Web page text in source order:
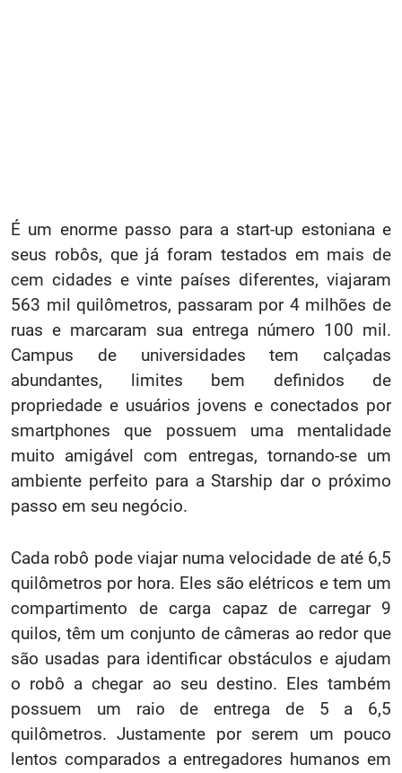
É um enorme passo para a start-up estoniana e
seus robôs, que já foram testados em mais de
cem cidades e vinte países diferentes, viajaram
563 mil quilômetros, passaram por 4 milhões de
ruas e marcaram sua entrega número 100 mil.
Campus de universidades tem calçadas
abundantes, limites bem definidos de
propriedade e usuários jovens e conectados por
smartphones que possuem uma mentalidade
muito amigável com entregas, tornando-se um
ambiente perfeito para a Starship dar o próximo
passo em seu negócio.
Cada robô pode viajar numa velocidade de até 6,5
quilômetros por hora. Eles são elétricos e tem um
compartimento de carga capaz de carregar 9
quilos, têm um conjunto de câmeras ao redor que
são usadas para identificar obstáculos e ajudam
o robô a chegar ao seu destino. Eles também
possuem um raio de entrega de 5 a 6,5
quilômetros. Justamente por serem um pouco
lentos comparados a entregadores humanos em